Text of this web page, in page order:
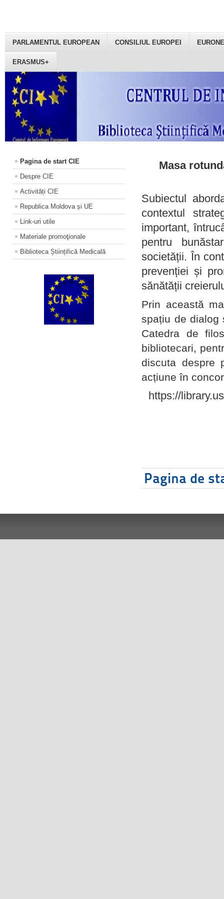
PARLAMENTUL EUROPEAN CONSILIUL EUROPEI
ERASMUS+
Pagina de start CIE
Despre CIE
Activități CIE
Republica Moldova și UE
Link-uri utile
Materiale promoţionale
Biblioteca Științifică Medicală
Masa
Subiectul
contextul
important,
pentru
societății. În
prevenției și
sănătății
Prin această
spațiu de dialog
Catedra de
bibliotecari,
discuta despre
acțiune în
https://
Pagina de